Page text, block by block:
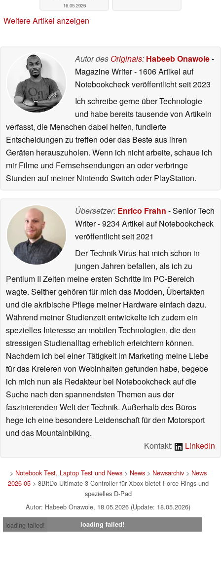
16.05.2026
Weitere Artikel anzeigen
Autor des Originals: Habeeb Onawole-
Magazine Writer- 1606 Artikel auf
Notebookcheck veröffentlichtseit 2023
Ich schreibe gerne über Technologie
und habe bereits tausende von Artikeln
verfasst, die Menschen dabei helfen, fundierte
Entscheidungen zu treffen oder das Beste aus ihren
Geräten herauszuholen. Wenn ich nicht arbeite, schaue ich
mir Filme und Fernsehsendungen an oder verbringe
Stunden auf meiner Nintendo Switch oder PlayStation.
Übersetzer: Enrico Frahn - Senior Tech
Writer- 9234 Artikel auf Notebookcheck
veröffentlichtseit 2021
Der Technik-Virus hat mich schon in
jungen Jahren befallen, als ich zu
Pentium II Zeiten meine ersten Schritte im PC-Bereich
wagte. Seither gehören für mich das Modden, Übertakten
und die akribische Pflege meiner Hardware einfach dazu.
Während meiner Studienzeit entwickelte ich zudem ein
spezielles Interesse an mobilen Technologien, die den
stressigen Studienalltag erheblich erleichtern können.
Nachdem ich bei einer Tätigkeit im Marketing meine Liebe
für das Kreieren von Webinhalten gefunden habe, begebe
ich mich nun als Redakteur bei Notebookcheck auf die
Suche nach den spannendsten Themen aus der
faszinierenden Welt der Technik. Außerhalb des Büros
hege ich eine besondere Leidenschaft für den Motorsport
und das Mountainbiking.
Kontakt:
LinkedIn
> Notebook Test, Laptop Test und News> News> Newsarchiv> News
2026-05> 8BitDo Ultimate 3 Controller für Xbox bietet Force-Rings und
spezielles D-Pad
Autor: Habeeb Onawole, 18.05.2026 (Update: 18.05.2026)
loading failed!
loading failed!